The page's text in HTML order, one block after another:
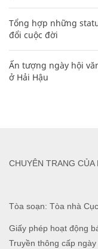
Tổng hợp những
đổi cuộc đời
Ấn tượng ngày hội
ở Hải Hậu
Tòa soạn: Tòa nhà
Giấy phép hoạt động
Truyền thông cấp ngày
CHUYÊN TRANG CỦA